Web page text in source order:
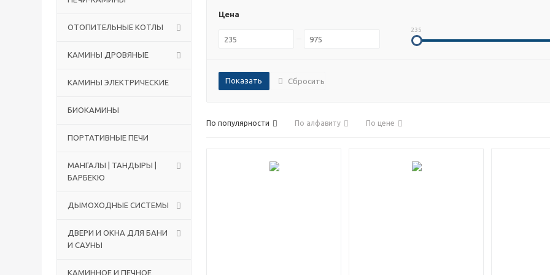
ОТОПИТЕЛЬНЫЕ КОТЛЫ
КАМИНЫ ДРОВЯНЫЕ
КАМИНЫ ЭЛЕКТРИЧЕСКИЕ
БИОКАМИНЫ
ПОРТАТИВНЫЕ ПЕЧИ
МАНГАЛЫ | ТАНДЫРЫ |
БАРБЕКЮ
ДЫМОХОДНЫЕ СИСТЕМЫ
ДВЕРИ И ОКНА ДЛЯ БАНИ
И САУНЫ
КАМИННОЕ И ПЕЧНОЕ
Цена
235
Сбросить
По популярности По алфавиту По цене